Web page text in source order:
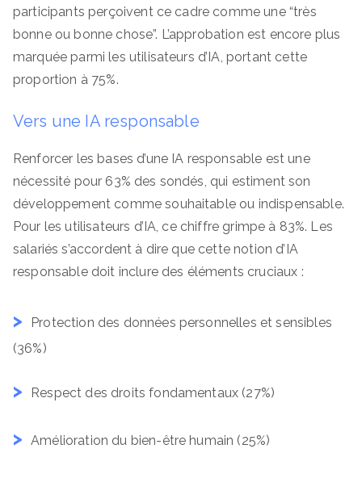
participants perçoivent ce cadre comme une “très
bonne ou bonne chose”. L’approbation est encore plus
marquée parmi les utilisateurs d’IA, portant cette
proportion à 75%.
Vers une IA responsable
Renforcer les bases d’une IA responsable est une
nécessité pour 63% des sondés, qui estiment son
développement comme souhaitable ou indispensable.
Pour les utilisateurs d’IA, ce chiffre grimpe à 83%. Les
salariés s’accordent à dire que cette notion d’IA
responsable doit inclure des éléments cruciaux :
Protection des données personnelles et sensibles
(36%)
Respect des droits fondamentaux (27%)
Amélioration du bien-être humain (25%)